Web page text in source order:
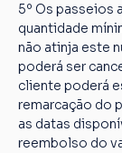
5º Os passeios
quantidade
não atinja este
poderá ser
cliente poderá
remarcação do
as datas
reembolso do